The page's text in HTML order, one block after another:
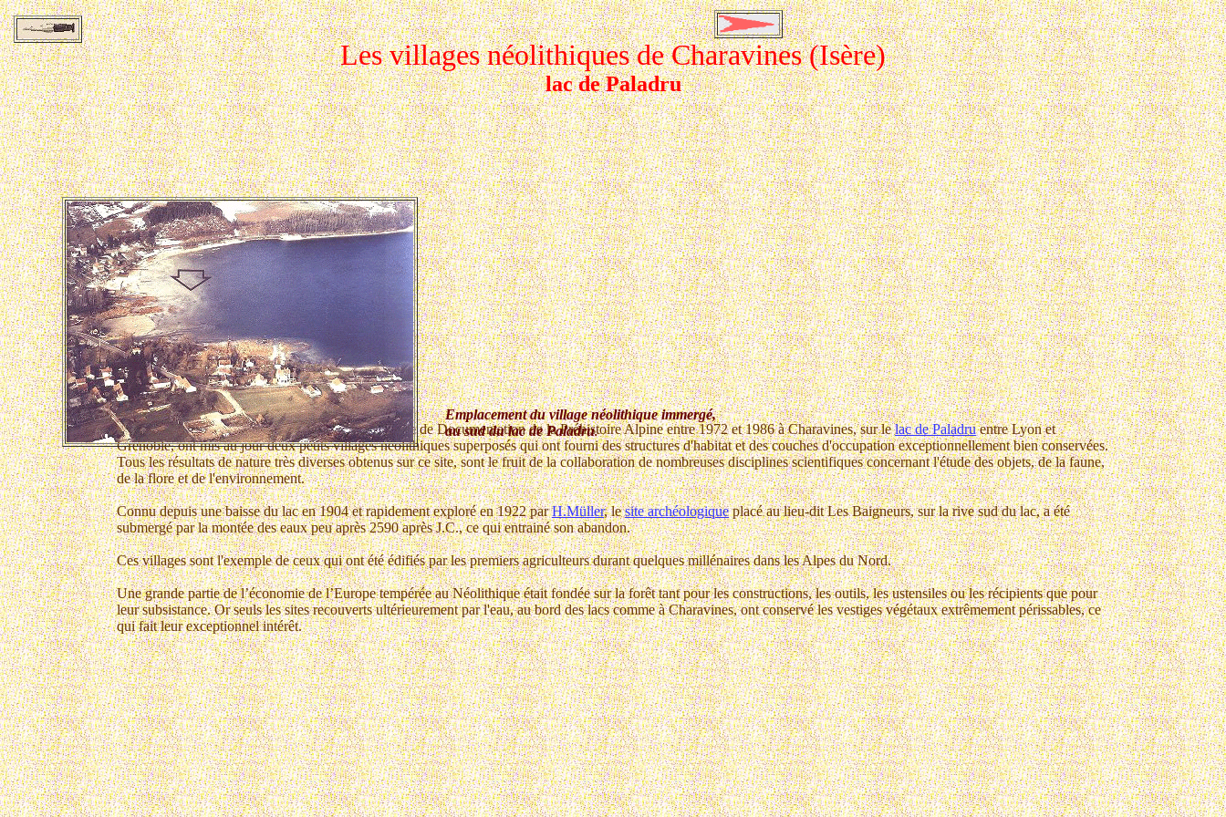
Emplacement du village néolithique immergé,
au sud du lac de Paladru.
Les villages néolithiques de Charavines (Isère)
lac de Paladru
Desfouilles subaquatiques, entreprises par le Centre de Documentation de la Préhistoire Alpine entre 1972 et 1986 à Charavines, sur lelac de Paladruentre Lyon et
Grenoble, ont mis au jour deux petits villages néolithiques superposés qui ont fourni des structures d'habitat et des couches d'occupation exceptionnellement bien conservées.
Tous les résultats de nature très diverses obtenus sur ce site, sont le fruit de la collaboration de nombreuses disciplines scientifiques concernant l'étude des objets, de la faune,
de la flore et de l'environnement.
Connu depuis une baisse du lac en 1904 et rapidement exploré en 1922 parH.Müller, lesite archéologiqueplacé au lieu-dit Les Baigneurs, sur la rive sud du lac, a été
submergé par la montée des eaux peu après 2590 après J.C., ce qui entrainé son abandon.
Ces villages sont l'exemple de ceux qui ont été édifiés par les premiers agriculteurs durant quelques millénaires dans les Alpes du Nord.
Une grande partie de l’économie de l’Europe tempérée au Néolithique était fondée sur la forêt tant pour les constructions, les outils, les ustensiles ou les récipients que pour
leur subsistance. Or seuls les sites recouverts ultérieurement par l'eau, au bord des lacs comme à Charavines, ont conservé les vestiges végétaux extrêmement périssables, ce
qui fait leur exceptionnel intérêt.